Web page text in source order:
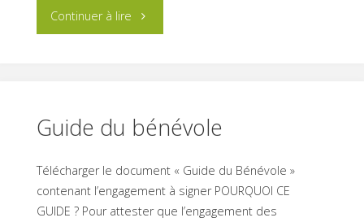
Continuer à lire "ACTUS
Guide du bénévole
Télécharger le document « Guide du Bénévole »
contenant l’engagement à signer POURQUOI CE
GUIDE ? Pour attester que l’engagement des